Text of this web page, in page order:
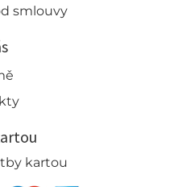
smlouvy
kartou